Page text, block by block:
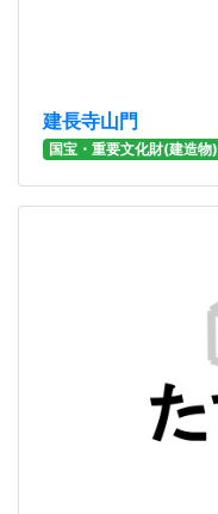
建長寺山門
国宝・重要文化財(建造物)